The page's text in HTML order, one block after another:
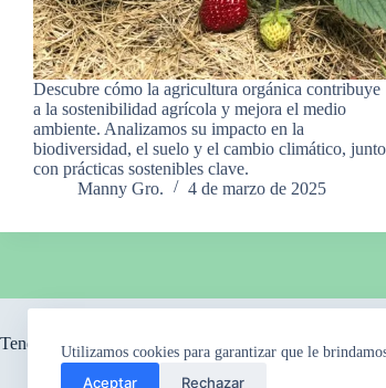
Utilizamos cookies para garantizar que le
Aceptar Rechazar
Descubre cómo la agricultura orgánica contribuye
a la sostenibilidad agrícola y mejora el medio
ambiente. Analizamos su impacto en la
biodiversidad, el suelo y el cambio climático, junto
con prácticas sostenibles clave.
Manny Gro.
4 de marzo de 2025
Tendencia ahora